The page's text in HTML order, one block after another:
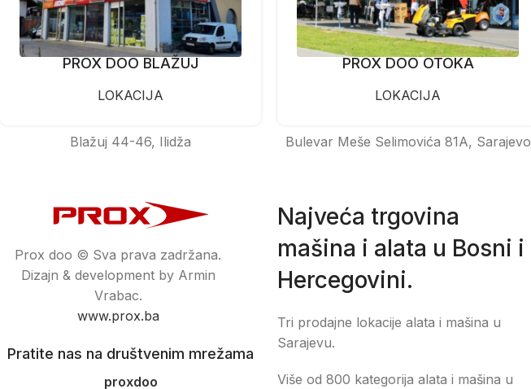
PROX DOO BLAŽUJ
LOKACIJA
Blažuj 44-46, Ilidža
PROX DOO OTOKA
LOKACIJA
Bulevar Meše Selimovića 81A, Sarajevo
Prox doo © Sva prava zadržana.
Dizajn & development by Armin
Vrabac.
www.prox.ba
Pratite nas na društvenim mrežama
proxdoo
Najveća trgovina
mašina i alata u Bosni i
Hercegovini.
Tri prodajne lokacije alata i mašina u
Sarajevu.
Više od 800 kategorija alata i mašina u